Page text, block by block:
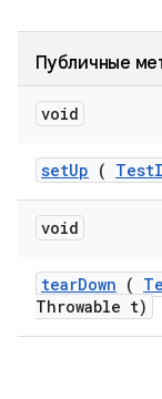
Публичные
void
setUp ( Test
void
tearDown (
Throwable t)